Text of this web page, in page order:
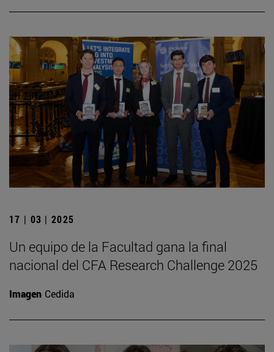
17 | 03 | 2025
Un equipo de la Facultad gana la final
nacional del CFA Research Challenge 2025
Imagen Cedida